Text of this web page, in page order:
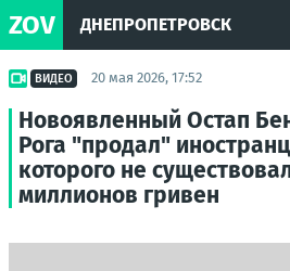
ZOV ДНЕПРОПЕТРОВСК
ВИДЕО 20 мая 2026, 17:52
Новоявленный Остап
Рога "продал"
которого не
миллионов гривен